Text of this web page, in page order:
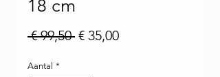
18 cm
€ 99,50 Normale prijs
€ 35,00Verkoopprijs
Aantal *